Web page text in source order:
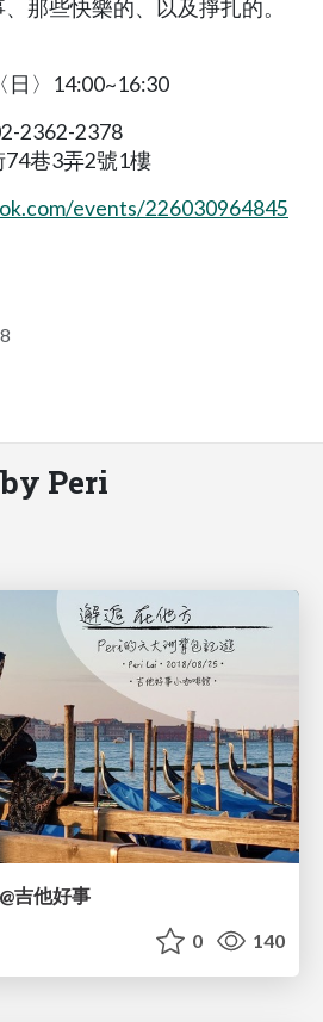
那些快樂的、以及掙扎的。
〉14:00~16:30
2362-2378
巷3弄2號1樓
events/226030964845
Peri
吉他好事
0 140